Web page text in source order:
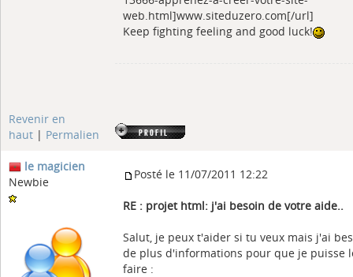
web.html]www.siteduzero.com[/url]
Keep fighting feeling and good luck!
Revenir en
haut | Permalien
le magicien
Newbie
Posté le 11/07/2011 12:22
RE : projet html: j'ai besoin de votre aide..
Salut, je peux t'aider si tu veux mais j'ai
de plus d'informations pour que je puisse
faire :